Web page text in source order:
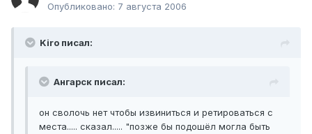
Опубликовано: 7 августа 2006
Kiro писал:
Ангарск писал:
он сволочь нет чтобы извиниться и ретироваться с
места..... сказал..... "позже бы подошёл могла быть